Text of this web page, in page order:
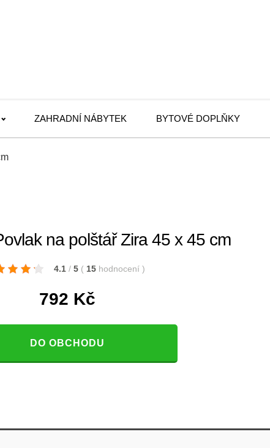
ZAHRADNÍ NÁBYTEK BYTOVÉ DOPLŇKY
na polštář Zira 45 x 45 cm
4.1 / 5 ( 15 hodnocení )
792 Kč
DO OBCHODU